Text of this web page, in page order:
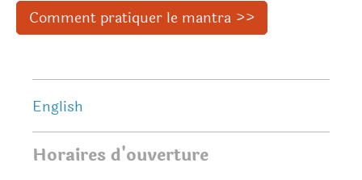
Comment pratiquer le mantra >>
English
Horaires d'ouverture